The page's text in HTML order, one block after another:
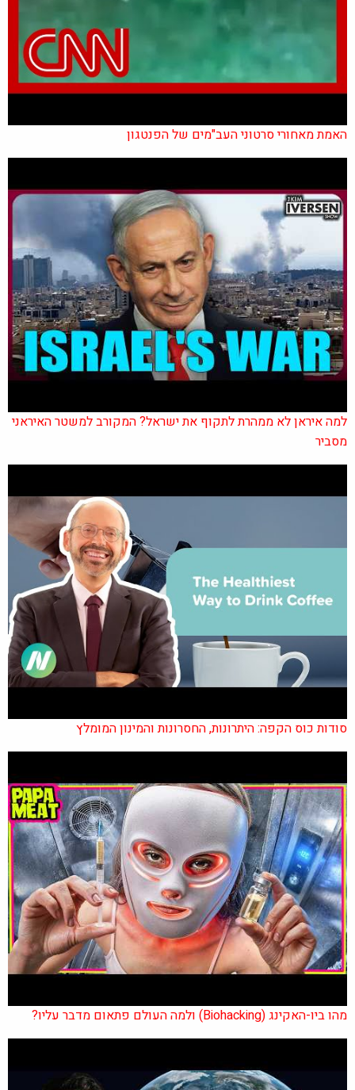
האמת מאחורי סרטוני העב"מים של הפנטגון
למה איראן לא ממהרת לתקוף את ישראל? המקורב למשטר האיראני
מסביר
סודות כוס הקפה: היתרונות, החסרונות והמינון המומלץ
מהו ביו-האקינג (Biohacking) ולמה העולם פתאום מדבר עליו?